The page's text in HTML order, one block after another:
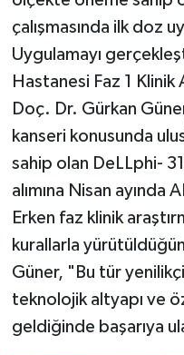
çalışmasında ilk doz
Uygulamayı
Hastanesi Faz 1
Doç. Dr. Gürkan
kanseri konusunda
sahip olan DeLLphi-
alımına Nisan ayında
Erken faz klinik
kurallarla
Güner, "Bu tür
teknolojik altyapı ve
geldiğinde başarıya